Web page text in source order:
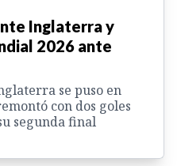
Inglaterra y
2026 ante
se puso en
con dos goles
segunda final